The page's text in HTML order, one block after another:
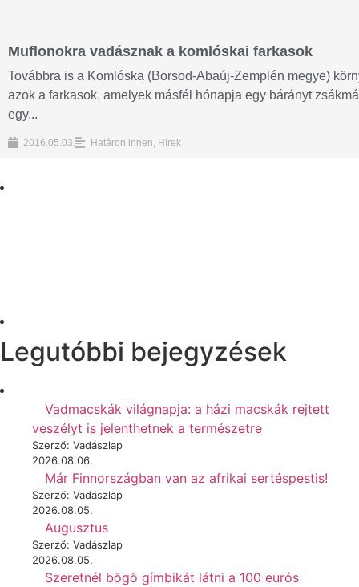
Muflonokra vadásznak a komlóskai farkasok
Továbbra is a Komlóska (Borsod-Abaúj-Zemplén megye)
azok a farkasok, amelyek másfél hónapja egy bárányt
egy...
2016.05.03. Határon innen, Hírek
Legutóbbi bejegyzések
Vadmacskák világnapja: a házi macskák rejtett
veszélyt is jelenthetnek a természetre
Szerző: Vadászlap
2026.08.06.
Már Finnországban van az afrikai sertéspestis!
Szerző: Vadászlap
2026.08.05.
Augusztus
Szerző: Vadászlap
2026.08.05.
Szeretnél bőgő gímbikát látni a 100 eurós